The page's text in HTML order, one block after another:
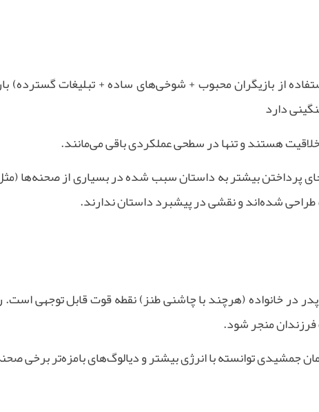
از بازیگران محبوب + شوخی‌های ساده + تبلیغات گسترده)
دارد
هستند و تنها در سطحی عملکردی باقی می‌مانند.
پرداختن بیشتر به داستان سبب شده در بسیاری از صحنه‌ها
شده‌اند و نقشی در پیشبرد داستان ندارند.
در خانواده (هرچند با چاشنی طنز) نقطه قوت قابل توجهی است.
منجر شود.
جمشیدی توانسته با انرژی بیشتر و دیالوگ‌های بامزه‌تر برخی